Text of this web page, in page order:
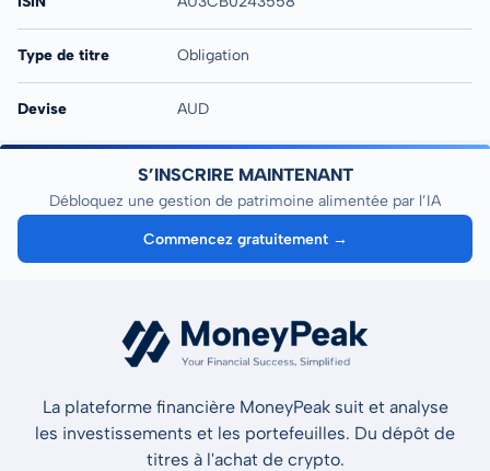
Type de titre Obligation
Devise AUD
S’INSCRIRE MAINTENANT
Débloquez une gestion de patrimoine alimentée par l’IA
Commencez gratuitement →
La plateforme financière MoneyPeak suit et analyse
les investissements et les portefeuilles. Du dépôt de
titres à l'achat de crypto.